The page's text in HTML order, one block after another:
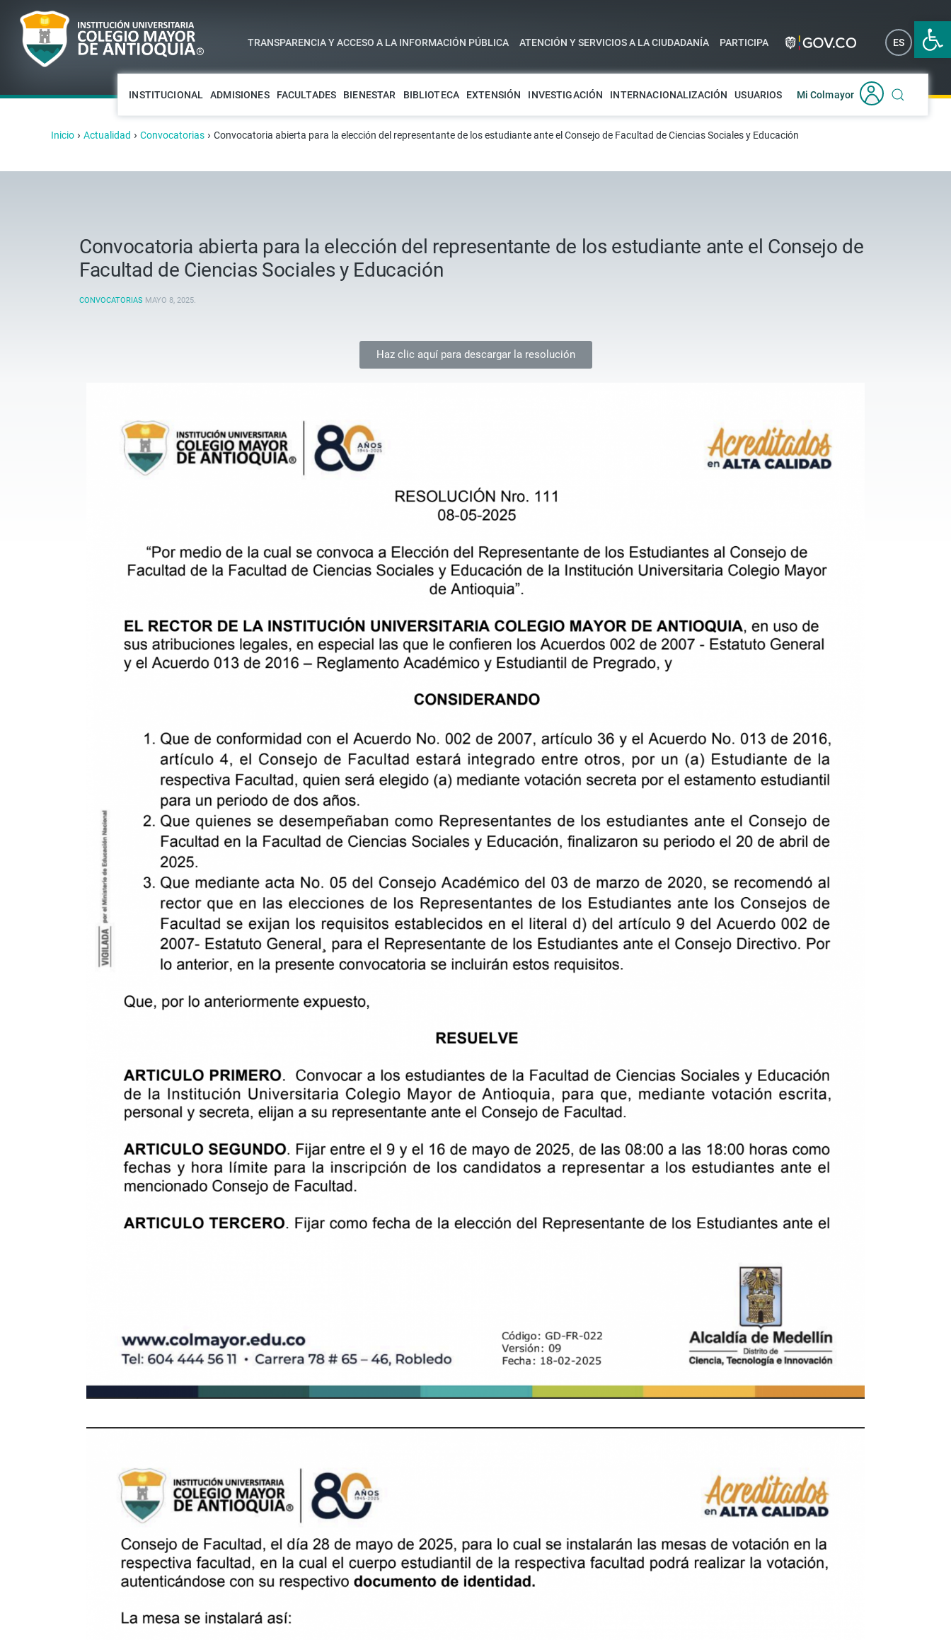
Abrir
TRANSPARENCIA Y ACCESO A LA INFORMACIÓN PÚBLICA ATENCIÓN Y SERVICIOS A LA CIUDADANÍA PARTICIPA ES EN
INSTITUCIONAL ADMISIONES FACULTADES BIENESTAR BIBLIOTECA EXTENSIÓN INVESTIGACIÓN INTERNACIONALIZACIÓN USUARIOS Mi Colmayor
Inicio › Actualidad › Convocatorias › Convocatoria abierta para la elección del representante de los estudiante ante el Consejo de Facultad de Ciencias Sociales y Educación
Convocatoria abierta para la elección del representante de los estudiante ante el Consejo de
Facultad de Ciencias Sociales y Educación
CONVOCATORIAS MAYO 8, 2025.
Haz clic aquí para descargar la resolución